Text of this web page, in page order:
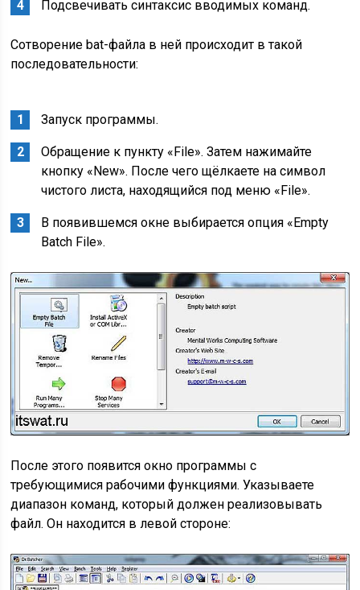
Подсвечивать синтаксис вводимых команд.
Сотворение bat-файла в ней происходит в такой
последовательности:
Запуск программы.
Обращение к пункту «File». Затем нажимайте
кнопку «New». После чего щёлкаете на символ
чистого листа, находящийся под меню «File».
В появившемся окне выбирается опция «Empty
Batch File».
После этого появится окно программы с
требующимися рабочими функциями. Указываете
диапазон команд, который должен реализовывать
файл. Он находится в левой стороне: